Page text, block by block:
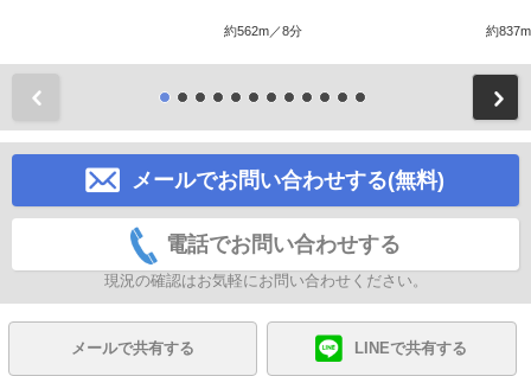
約562m／8分 約
メールでお問い合わせする(無料)
電話でお問い合わせする
現況の確認はお気軽にお問い合わせください。
メールで共有する LINEで共有する